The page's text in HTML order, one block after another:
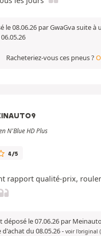
le 08.06.26 par GwaGva suite à
Racheteriez-vous ces pneus ?
N'Blue HD Plus
4/5
rapport qualité-prix,
déposé le 07.06.26 par
du 08.05.26- voir l'original